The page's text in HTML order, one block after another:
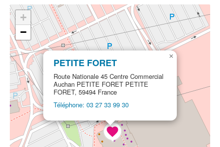
PETITE FORET
Route Nationale 45 Centre Commercial
Auchan PETITE FORET PETITE
FORET, 59494 France
Téléphone: 03 27 33 99 30
×
+
−